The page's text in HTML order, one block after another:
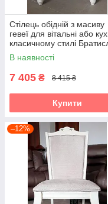
Стілець обідній з масиву
гевеї для вітальні або
класичному стилі
Sof, колір білий
В наявності
7 405 ₴ 8 415 ₴
Купити
–12%